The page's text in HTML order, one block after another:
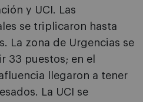
y UCI. Las
se triplicaron hasta
La zona de Urgencias se
33 puestos; en el
llegaron a tener
La UCI se